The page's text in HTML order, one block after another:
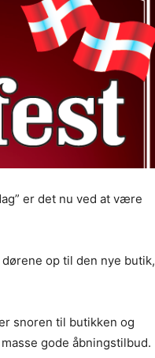
er det nu ved at være
op til den nye butik,
snoren til butikken og
gode åbningstilbud.